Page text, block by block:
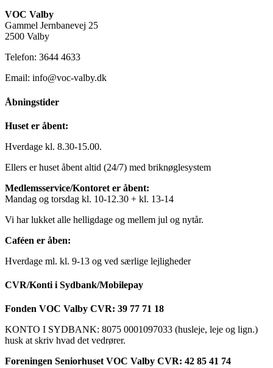
VOC Valby
Gammel Jernbanevej 25
2500 Valby
Telefon: 3644 4633
Email: info@voc-valby.dk
Åbningstider
Huset er åbent:
Hverdage kl. 8.30-15.00.
Ellers er huset åbent altid (24/7) med briknøglesystem
Medlemsservice/Kontoret er åbent:
Mandag og torsdag kl. 10-12.30 + kl. 13-14
Vi har lukket alle helligdage og mellem jul og nytår.
Caféen er åben:
Hverdage ml. kl. 9-13 og ved særlige lejligheder
CVR/Konti i Sydbank/Mobilepay
Fonden VOC Valby CVR: 39 77 71 18
KONTO I SYDBANK: 8075 0001097033 (husleje, leje og lign.)
husk at skriv hvad det vedrører.
Foreningen Seniorhuset VOC Valby CVR: 42 85 41 74